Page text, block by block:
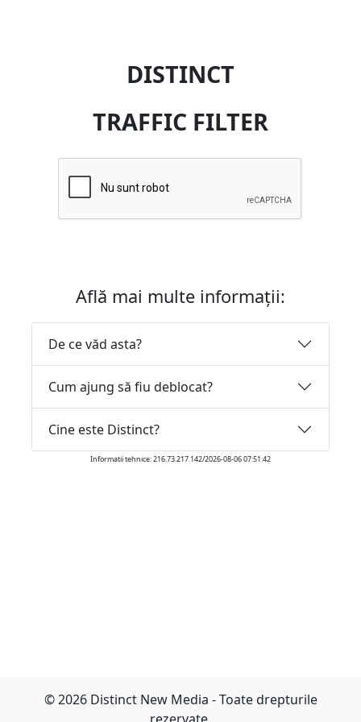
DISTINCT
TRAFFIC FILTER
Află mai multe informații:
De ce văd asta?
Cum ajung să fiu deblocat?
Cine este Distinct?
Informatii tehnice: 216.73.217.142/2026-08-06 07:51:42
© 2026 Distinct New Media - Toate drepturile